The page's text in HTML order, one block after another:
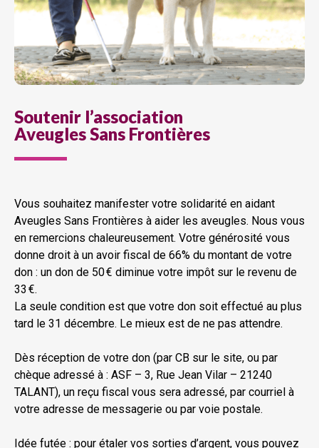
Soutenir l’association
Aveugles Sans Frontières
Vous souhaitez manifester votre solidarité en aidant
Aveugles Sans Frontières à aider les aveugles. Nous vous
en remercions chaleureusement. Votre générosité vous
donne droit à un avoir fiscal de 66% du montant de votre
don : un don de 50 € diminue votre impôt sur le revenu de
33 €.
La seule condition est que votre don soit effectué au plus
tard le 31 décembre. Le mieux est de ne pas attendre.
Dès réception de votre don (par CB sur le site, ou par
chèque adressé à : ASF – 3, Rue Jean Vilar – 21240
TALANT), un reçu fiscal vous sera adressé, par courriel à
votre adresse de messagerie ou par voie postale.
Idée futée : pour étaler vos sorties d’argent, vous pouvez